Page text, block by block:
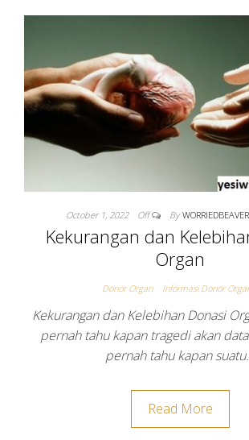
October 1, 2022 Off By
Kekurangan dan
Organ
Donor Organ Informasi Donor
Kekurangan dan Kelebihan Donasi
pernah tahu kapan tragedi akan
pernah tahu kapan
Read More